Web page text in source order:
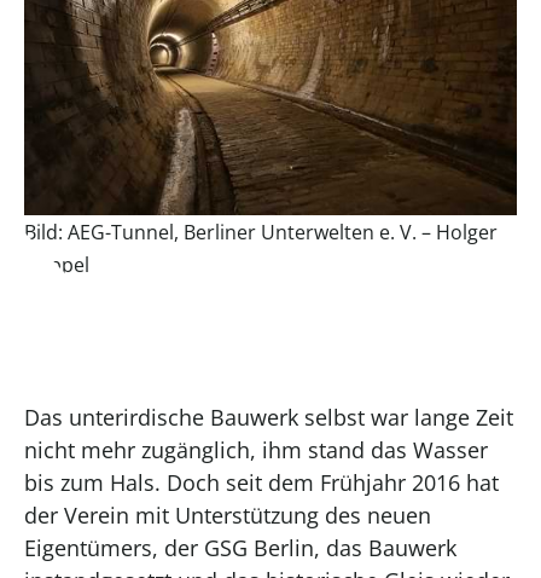
Bild: AEG-Tunnel, Berliner Unterwelten e. V. – Holger
Happel
Das unterirdische Bauwerk selbst war lange Zeit
nicht mehr zugänglich, ihm stand das Wasser
bis zum Hals. Doch seit dem Frühjahr 2016 hat
der Verein mit Unterstützung des neuen
Eigentümers, der GSG Berlin, das Bauwerk